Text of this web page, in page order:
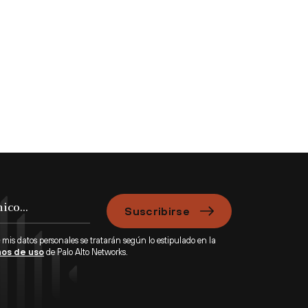
Suscribirse
datos personales se tratarán según lo estipulado en la
de usode Palo Alto Networks.